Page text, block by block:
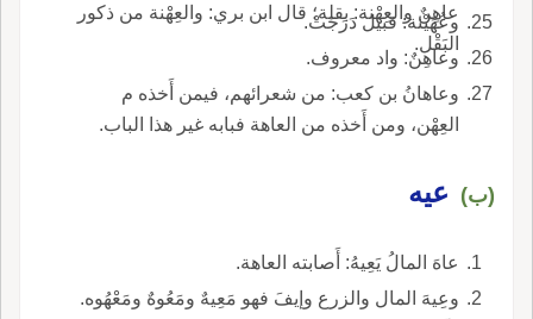
عاهِنٌ والعِهْنة: بقلة؛ قال ابن بري: والعِهْنة من ذكور
البَقْل.
وعُهَيْنة: قبيل دَرَجَتْ.
وعاهِنٌ: واد معروف.
وعاهانُ بن كعب: من شعرائهم، فيمن أَخذه م
العِهْن، ومن أَخذه من العاهة فبابه غير هذا الباب.
(ب) عيه
عاهَ المالُ يَعِيهُ: أَصابته العاهة.
وعِيهَ المال والزرع وإيفَ فهو مَعِيهٌ ومَعُوهٌ ومَعْهُوه.